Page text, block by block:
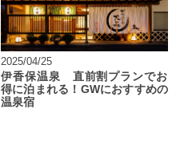
2025/04/25
伊香保温泉 直前割プランでお
得に泊まれる！GWにおすすめの
温泉宿